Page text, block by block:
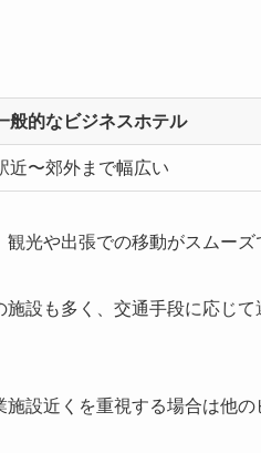
般的なビジネスホテル
近〜郊外まで幅広い
光や出張での移動がスムーズ
設も多く、交通手段に応じて
設近くを重視する場合は他